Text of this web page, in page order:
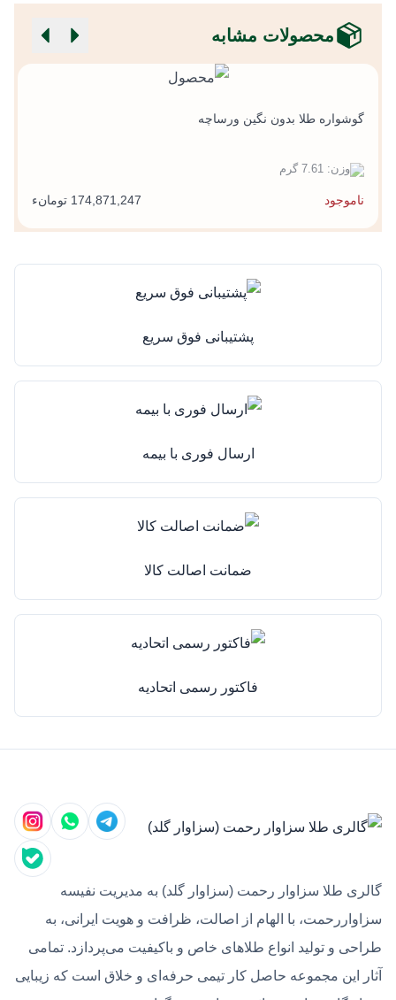
محصولات مشابه
گوشواره طلا بدون نگین ورساچه
وزن: 7.61 گرم
ناموجود 174,871,247 تومانء
پشتیبانی فوق سریع
ارسال فوری با بیمه
ضمانت اصالت کالا
فاکتور رسمی اتحادیه
گالری طلا سزاوار رحمت (سزاوار گلد) به مدیریت نفیسه
سزاواررحمت، با الهام از اصالت، ظرافت و هویت ایرانی، به
طراحی و تولید انواع طلاهای خاص و باکیفیت می‌پردازد. تمامی
آثار این مجموعه حاصل کار تیمی حرفه‌ای و خلاق است که زیبایی